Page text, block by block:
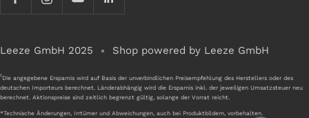
Leeze GmbH 2025 Shop powered by Leeze GmbH
1 Die angegebene Ersparnis wird auf Basis der unverbindlichen Preisempfehlung des Herstellers oder des
deutschen Importeurs berechnet. Länderabhängig wird die Ersparnis inkl. der jeweiligen Umsatzsteuer neu
berechnet. Aktionspreise sind zeitlich begrenzt gültig, solange der Vorrat reicht.
*Technische Änderungen, Irrtümer und Abweichungen, auch bei Produktbildern, vorbehalten.